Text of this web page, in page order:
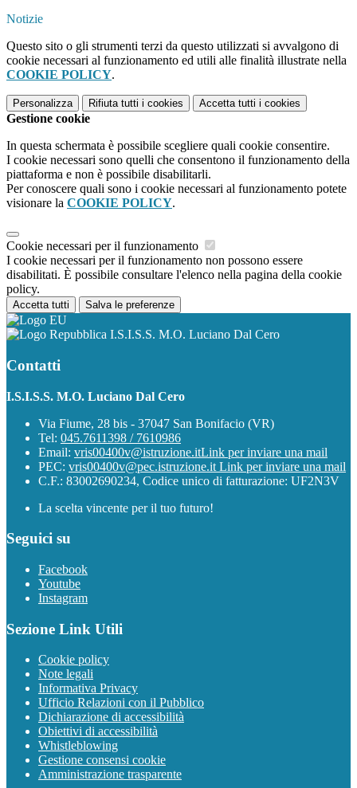
Notizie
Questo sito o gli strumenti terzi da questo utilizzati si avvalgono di
cookie necessari al funzionamento ed utili alle finalità illustrate nella
COOKIE POLICY.
Personalizza Rifiuta tutti i cookies Accetta tutti i cookies
Gestione cookie
In questa schermata è possibile scegliere quali cookie consentire.
I cookie necessari sono quelli che consentono il funzionamento della
piattaforma e non è possibile disabilitarli.
Per conoscere quali sono i cookie necessari al funzionamento potete
visionare la COOKIE POLICY.
Cookie necessari per il funzionamento
I cookie necessari per il funzionamento non possono essere
disabilitati. È possibile consultare l'elenco nella pagina della cookie
policy.
Accetta tutti Salva le preferenze
I.S.I.S.S. M.O. Luciano Dal Cero
Contatti
I.S.I.S.S. M.O. Luciano Dal Cero
Via Fiume, 28 bis - 37047 San Bonifacio (VR)
Tel: 045.7611398 / 7610986
Email: vris00400v@istruzione.itLink per inviare una mail
PEC: vris00400v@pec.istruzione.it Link per inviare una mail
C.F.: 83002690234, Codice unico di fatturazione: UF2N3V
La scelta vincente per il tuo futuro!
Seguici su
Facebook
Youtube
Instagram
Sezione Link Utili
Cookie policy
Note legali
Informativa Privacy
Ufficio Relazioni con il Pubblico
Dichiarazione di accessibilità
Obiettivi di accessibilità
Whistleblowing
Gestione consensi cookie
Amministrazione trasparente